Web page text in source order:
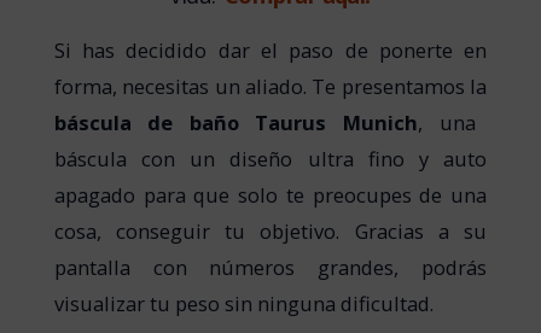
Si has decidido dar el paso de ponerte en
forma, necesitas un aliado. Te presentamos la
báscula de baño Taurus Munich, una
báscula con un diseño ultra fino y auto
apagado para que solo te preocupes de una
cosa, conseguir tu objetivo. Gracias a su
pantalla con números grandes, podrás
visualizar tu peso sin ninguna dificultad.